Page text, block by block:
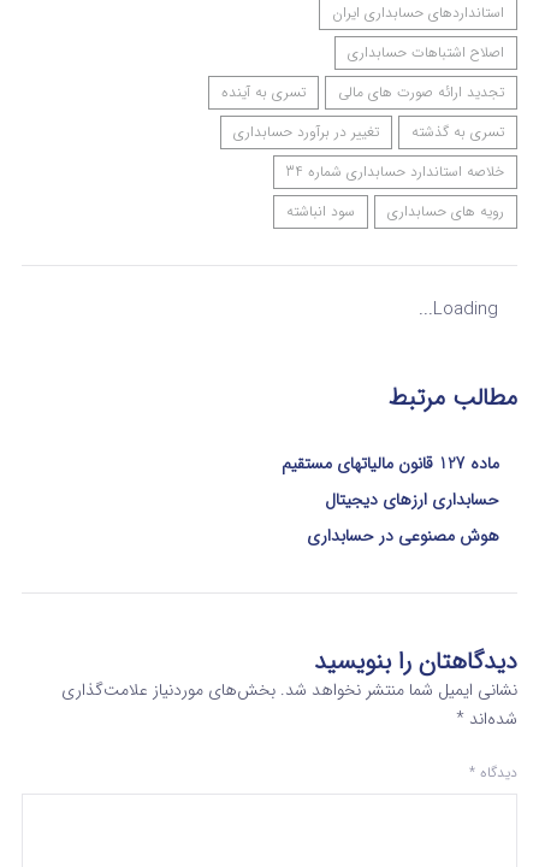
استانداردهای حسابداری ایران
اصلاح اشتباهات حسابداری
تجدید ارائه صورت های مالی
تسری به آینده
تسری به گذشته
تغییر در برآورد حسابداری
خلاصه استاندارد حسابداری شماره 34
رویه های حسابداری
سود انباشته
Loading...
مطالب مرتبط
ماده 127 قانون مالیاتهای مستقیم
حسابداری ارزهای دیجیتال
هوش مصنوعی در حسابداری
دیدگاهتان را بنویسید
نشانی ایمیل شما منتشر نخواهد شد. بخش‌های موردنیاز علامت‌گذاری
شده‌اند *
دیدگاه *